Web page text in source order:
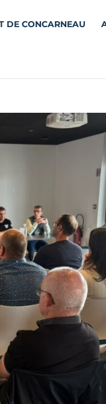
DE CONCARNEAU